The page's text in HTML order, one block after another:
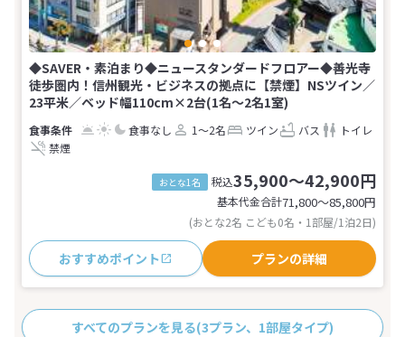
◆SAVER・素泊まり◆ニュースタンダードフロアー◆善光寺
徒歩圏内！信州観光・ビジネスの拠点に【禁煙】NSツイン／
23平米／ベッド幅110cm×2台(1名～2名1室)
食事なし 1～2名 ツイン バス
トイレ
禁煙
おとな1名 税込35,900～42,900円
基本代金合計71,800〜85,800円
(おとな2名 こども0名・1部屋/1泊2日)
おすすめポイント プランの詳細
すべてのプランを見る(3プラン、1部屋タイプ)